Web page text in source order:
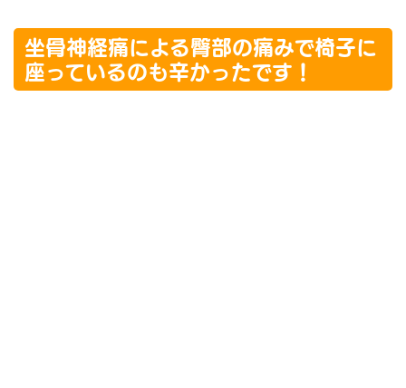
坐骨神経痛による臀部の痛みで椅子に
座っているのも辛かったです！